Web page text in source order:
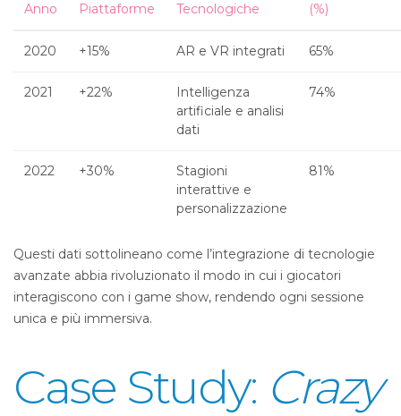
Anno
Piattaforme
Tecnologiche
(%)
2020 +15% AR e VR integrati 65%
2021 +22%
Intelligenza
artificiale e analisi
dati
74%
2022 +30%
Stagioni
interattive e
personalizzazione
81%
Questi dati sottolineano come l’integrazione di tecnologie
avanzate abbia rivoluzionato il modo in cui i giocatori
interagiscono con i game show, rendendo ogni sessione
unica e più immersiva.
Case Study: Crazy